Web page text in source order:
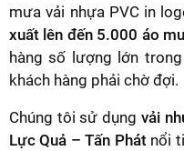
mưa vải nhựa PVC in
xuất lên đến 5.000 áo
hàng số lượng lớn
khách hàng phải chờ đợi.
Chúng tôi sử dụng vải
Lực Quả – Tấn Phátnổi